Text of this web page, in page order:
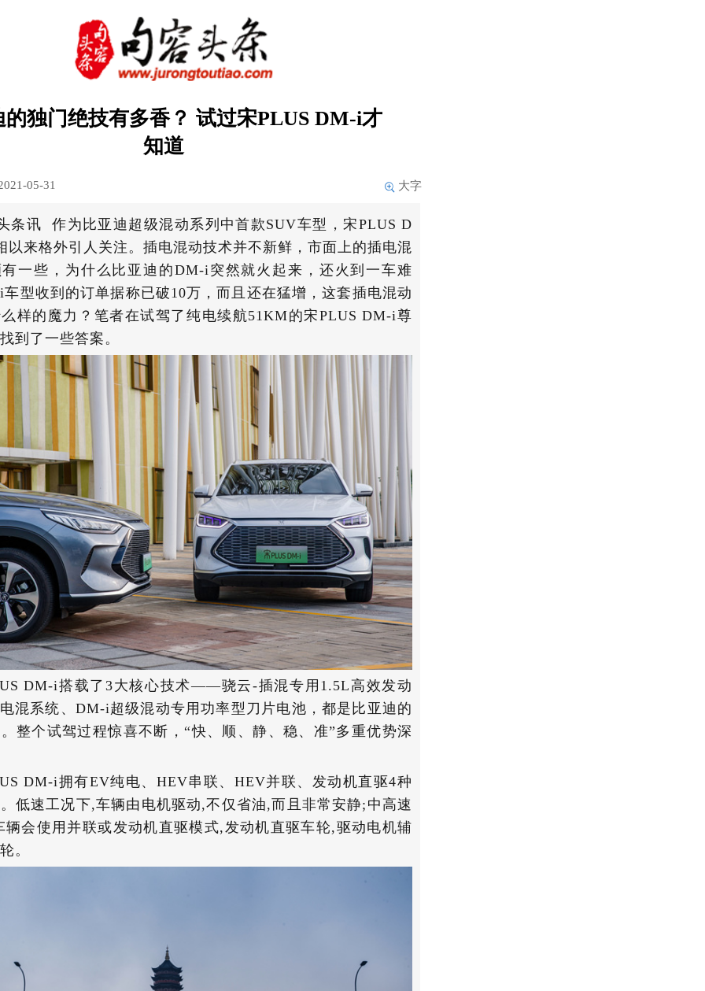
的独门绝技有多香？ 试过宋PLUS DM-i才
知道
05-31 大字
条讯 作为比亚迪超级混动系列中首款SUV车型，宋PLUS D
以来格外引人关注。插电混动技术并不新鲜，市面上的插电混
一些，为什么比亚迪的DM-i突然就火起来，还火到一车难
型收到的订单据称已破10万，而且还在猛增，这套插电混动
样的魔力？笔者在试驾了纯电续航51KM的宋PLUS DM-i尊
到了一些答案。
DM-i搭载了3大核心技术——骁云-插混专用1.5L高效发动
混系统、DM-i超级混动专用功率型刀片电池，都是比亚迪的
整个试驾过程惊喜不断，“快、顺、静、稳、准”多重优势深
DM-i拥有EV纯电、HEV串联、HEV并联、发动机直驱4种
低速工况下,车辆由电机驱动,不仅省油,而且非常安静;中高速
辆会使用并联或发动机直驱模式,发动机直驱车轮,驱动电机辅
。